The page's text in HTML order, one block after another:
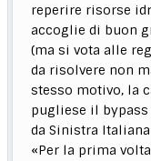
reperire risorse
accoglie di buon
(ma si vota alle
da risolvere non
stesso motivo, la
pugliese il bypass
da Sinistra
«Per la prima